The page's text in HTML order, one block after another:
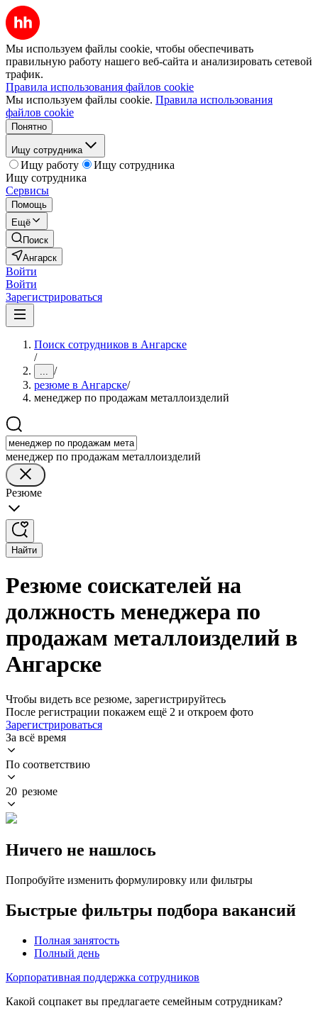
Мы используем файлы cookie, чтобы обеспечивать
правильную работу нашего веб-сайта и анализировать сетевой
трафик.
Правила использования файлов cookie
Мы используем файлы cookie. Правила использования
файлов cookie
Понятно
Ищу сотрудника
Ищу работу
Ищу сотрудника
Ищу сотрудника
Сервисы
Помощь
Ещё
Поиск
Ангарск
Войти
Войти
Зарегистрироваться
Поиск сотрудников в Ангарске
/
... /
резюме в Ангарске/
менеджер по продажам металлоизделий
менеджер по продажам металлоизделий
Резюме
Найти
Резюме соискателей на
должность менеджера по
продажам металлоизделий в
Ангарске
Чтобы видеть все резюме, зарегистрируйтесь
После регистрации покажем ещё 2 и откроем фото
Зарегистрироваться
За всё время
По соответствию
20 резюме
Ничего не нашлось
Попробуйте изменить формулировку или фильтры
Быстрые фильтры подбора вакансий
Полная занятость
Полный день
Корпоративная поддержка сотрудников
Какой соцпакет вы предлагаете семейным сотрудникам?